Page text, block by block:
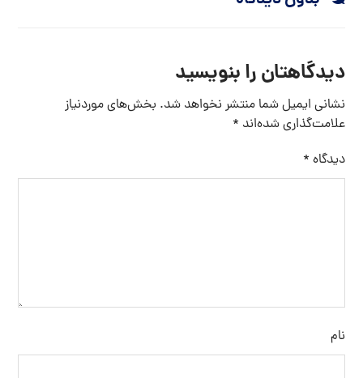
دیدگاهتان را بنویسید
نشانی ایمیل شما منتشر نخواهد شد. بخش‌های موردنیاز
علامت‌گذاری شده‌اند *
دیدگاه *
نام